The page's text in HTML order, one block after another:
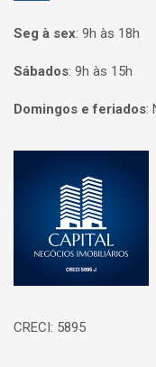
Seg à sex: 9h às 18h
Sábados: 9h às 15h
Domingos e feriados:
CRECI: 5895